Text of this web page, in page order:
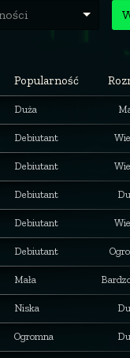
Popularność
Duża
Debiutant
Debiutant
Debiutant
Debiutant
Debiutant
Mała
Niska
Ogromna